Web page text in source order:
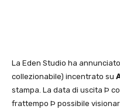
La Eden Studio ha
collezionabile) incentrato su
stampa. La data di uscita Þ
frattempo Þ possibile